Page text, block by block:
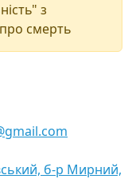
з
про смерть
б-р Мирний,